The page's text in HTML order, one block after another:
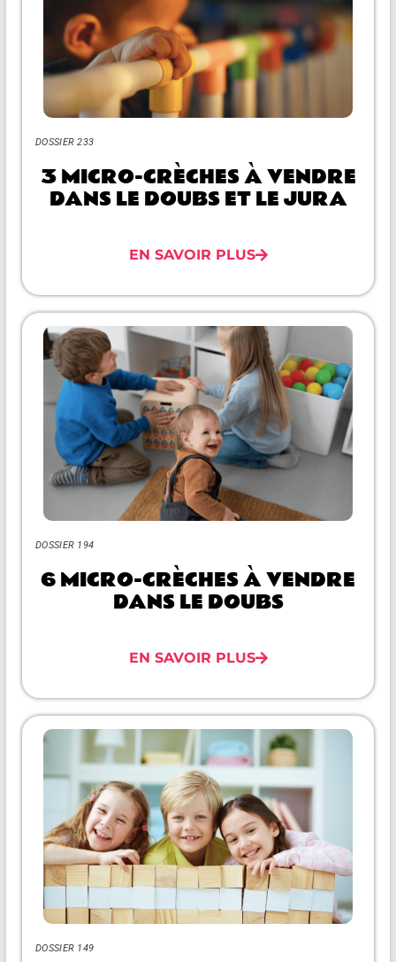
DOSSIER 233
3 MICRO-CRÈCHES À VENDRE
DANS LE DOUBS ET LE JURA
EN SAVOIR PLUS
DOSSIER 194
6 MICRO-CRÈCHES À VENDRE
DANS LE DOUBS
EN SAVOIR PLUS
DOSSIER 149